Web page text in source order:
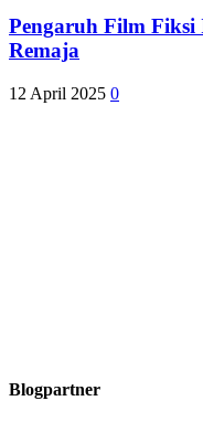
Pengaruh Film
Remaja
12 April 2025 0
Blogpartner